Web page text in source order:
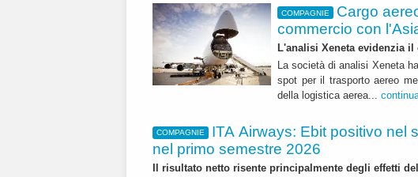
COMPAGNIE
Cargo
commercio con
L'analisi Xeneta evidenzia
La società di analisi Xeneta
spot per il trasporto aereo
della logistica aerea...
COMPAGNIE
ITA Airways: Ebit positivo nel
nel primo semestre 2026
Il risultato netto risente principalmente degli effetti